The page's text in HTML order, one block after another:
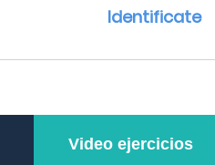
Identificate
Video ejercicios